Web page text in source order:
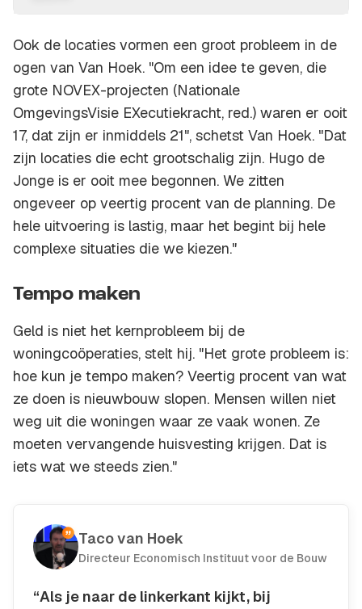
Ook de locaties vormen een groot probleem in de
ogen van Van Hoek. "Om een idee te geven, die
grote NOVEX-projecten (Nationale
OmgevingsVisie EXecutiekracht, red.) waren er ooit
17, dat zijn er inmiddels 21", schetst Van Hoek. "Dat
zijn locaties die echt grootschalig zijn. Hugo de
Jonge is er ooit mee begonnen. We zitten
ongeveer op veertig procent van de planning. De
hele uitvoering is lastig, maar het begint bij hele
complexe situaties die we kiezen."
Tempo maken
Geld is niet het kernprobleem bij de
woningcoöperaties, stelt hij. "Het grote probleem is:
hoe kun je tempo maken? Veertig procent van wat
ze doen is nieuwbouw slopen. Mensen willen niet
weg uit die woningen waar ze vaak wonen. Ze
moeten vervangende huisvesting krijgen. Dat is
iets wat we steeds zien."
Taco van Hoek
Directeur Economisch Instituut voor de Bouw
“Als je naar de linkerkant kijkt, bij